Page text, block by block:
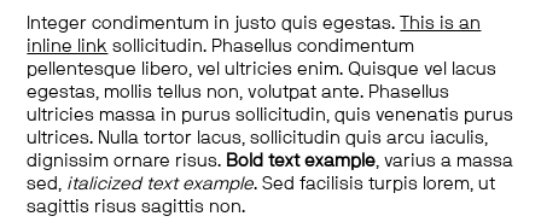
Integer condimentum in justo quis egestas.
This is an
inline link sollicitudin. Phasellus condimentum
pellentesque libero, vel ultricies enim. Quisque vel lacus
egestas, mollis tellus non, volutpat ante. Phasellus
ultricies massa in purus sollicitudin, quis venenatis purus
ultrices. Nulla tortor lacus, sollicitudin quis arcu iaculis,
dignissim ornare risus. Bold text example, varius a massa
sed, italicized text example. Sed facilisis turpis lorem, ut
sagittis risus sagittis non.